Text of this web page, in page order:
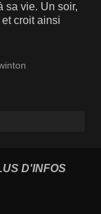
sa vie. Un soir,
croit ainsi
D'INFOS